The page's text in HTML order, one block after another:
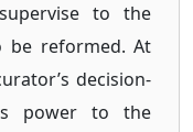
to the
be reformed. At
decision-
power to the